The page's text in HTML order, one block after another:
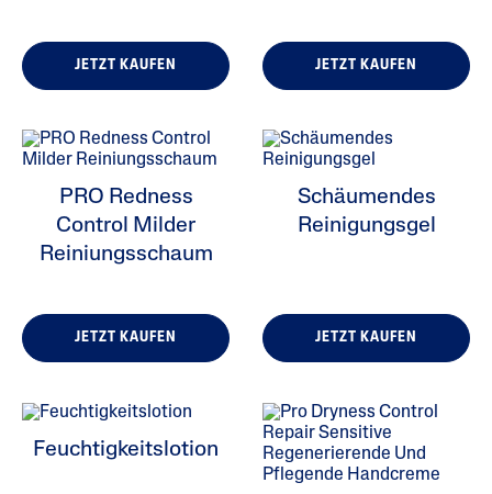
ALL FILTERS
Feuchtigkeitspflege
Reinigung
Hautzustand
Produktserie
JETZT KAUFEN JETZT KAUFEN
PRO Redness
Control Milder
Reiniungsschaum
JETZT KAUFEN
Schäumendes
Reinigungsgel
JETZT KAUFEN
Feuchtigkeitslotion